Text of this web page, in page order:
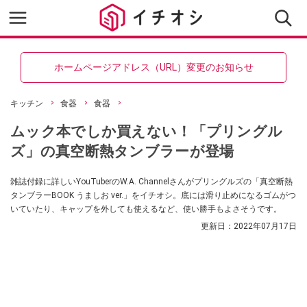
ホームページアドレス（URL）変更のお知らせ
キッチン 食器 食器
ムック本でしか買えない！「プリングル
ズ」の真空断熱タンブラーが登場
雑誌付録に詳しいYouTuberのW.A. Channelさんがプリングルズの「真空断熱
タンブラーBOOK うましお ver.」をイチオシ。底には滑り止めになるゴムがつ
いていたり、キャップを外しても使えるなど、使い勝手もよさそうです。
更新日： 2022年07月17日